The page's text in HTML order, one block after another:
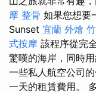
摩 整骨 如果您想要
Sunset 宜蘭 外燴
式按摩 該程序從完
驚嘆的海岸，同時
一些私人航空公司
一天的租賃費用。